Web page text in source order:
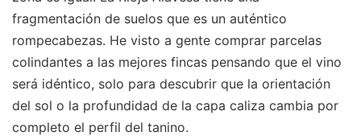
fragmentación de suelos que es un auténtico
rompecabezas. He visto a gente comprar parcelas
colindantes a las mejores fincas pensando que el vino
será idéntico, solo para descubrir que la orientación
del sol o la profundidad de la capa caliza cambia por
completo el perfil del tanino.